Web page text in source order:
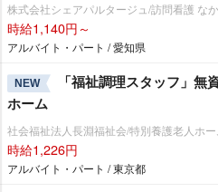
株式会社シェアパルタージュ/訪問看護 な
時給1,140円～
アルバイト・パート / 愛知県
NEW
「福祉調理スタッフ」無
ホーム
社会福祉法人長淵福祉会/特別養護老人ホ
時給1,226円
アルバイト・パート / 東京都